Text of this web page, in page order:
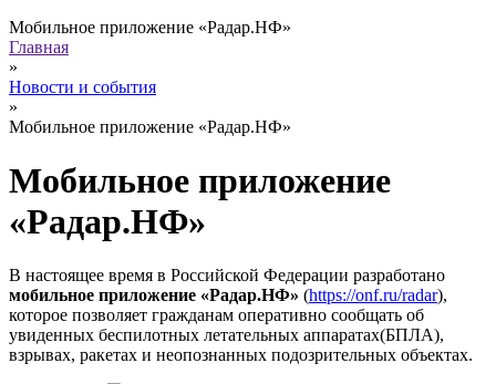
Мобильное приложение «Радар.НФ»
Главная
»
Новости и события
»
Мобильное приложение «Радар.НФ»
Мобильное приложение
«Радар.НФ»
В настоящее время в Российской Федерации разработано
мобильное приложение «Радар.НФ» (https://onf.ru/radar),
которое позволяет гражданам оперативно сообщать об
увиденных беспилотных летательных аппаратах(БПЛА),
взрывах, ракетах и неопознанных подозрительных объектах.